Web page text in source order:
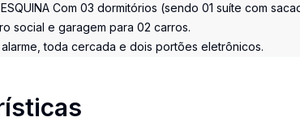
ESQUINA Com 03 dormitórios (sendo 01 suíte com
social e garagem para 02 carros.
toda cercada e dois portões eletrônicos.